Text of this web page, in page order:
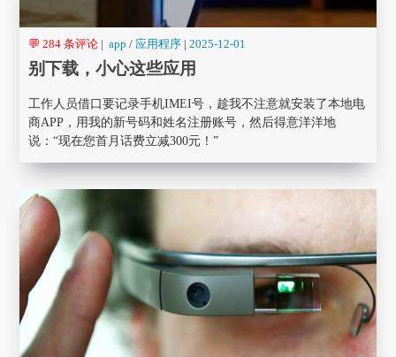
💬 284 条评论 | app / 应用程序 |2025-12-01
别下载，小心这些应用
工作人员借口要记录手机IMEI号，趁我不注意就安装了本地电
商APP，用我的新号码和姓名注册账号，然后得意洋洋地
说：“现在您首月话费立减300元！”